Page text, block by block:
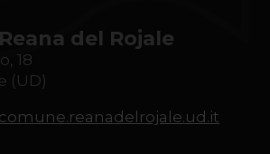
del Rojale
18
(UD)